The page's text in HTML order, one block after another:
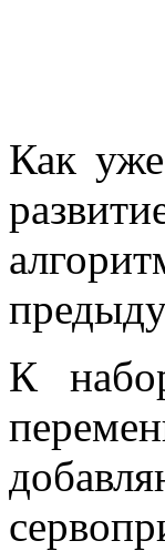
Как
К